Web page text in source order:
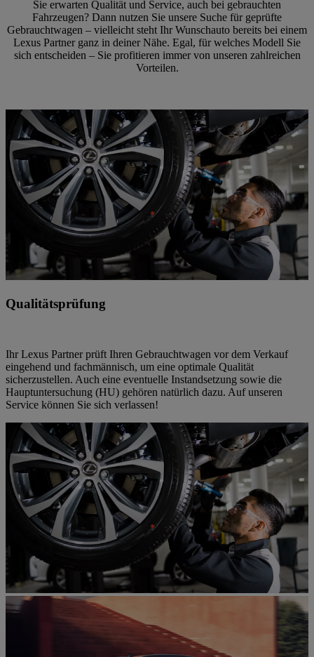
Sie erwarten Qualität und Service, auch bei gebrauchten
Fahrzeugen? Dann nutzen Sie unsere Suche für geprüfte
Gebrauchtwagen – vielleicht steht Ihr Wunschauto bereits bei einem
Lexus Partner ganz in deiner Nähe. Egal, für welches Modell Sie
sich entscheiden – Sie profitieren immer von unseren zahlreichen
Vorteilen.
Qualitätsprüfung
Ihr Lexus Partner prüft Ihren Gebrauchtwagen vor dem Verkauf
eingehend und fachmännisch, um eine optimale Qualität
sicherzustellen. Auch eine eventuelle Instandsetzung sowie die
Hauptuntersuchung (HU) gehören natürlich dazu. Auf unseren
Service können Sie sich verlassen!